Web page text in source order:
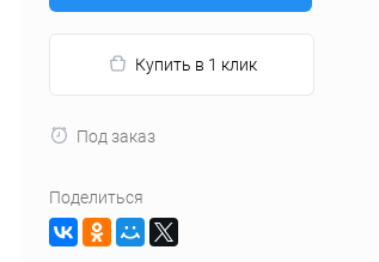
Купить в 1 клик
Под заказ
Поделиться